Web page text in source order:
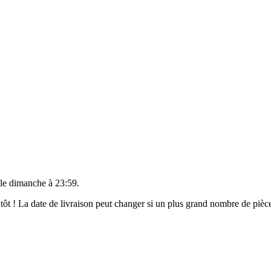
dimanche à 23:59.
! La date de livraison peut changer si un plus grand nombre de